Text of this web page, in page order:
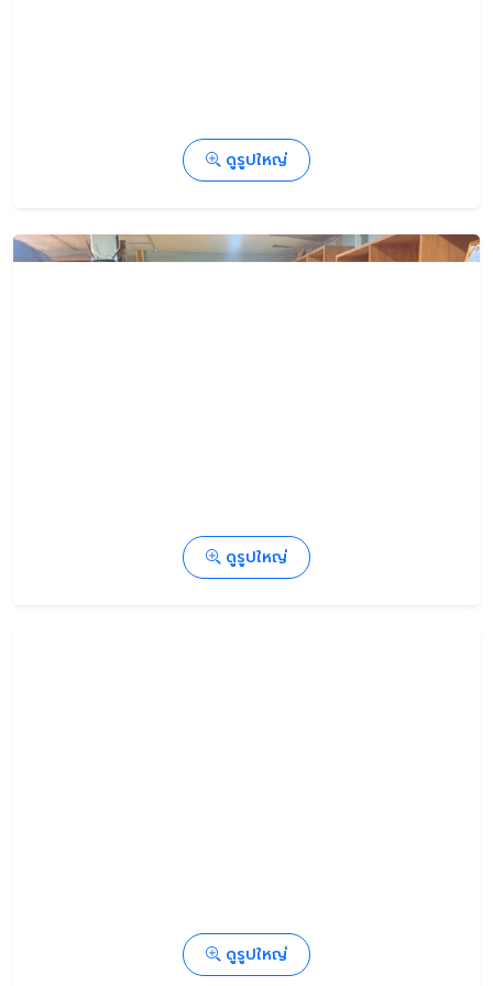
ดูรูปใหญ่
ดูรูปใหญ่
ดูรูปใหญ่